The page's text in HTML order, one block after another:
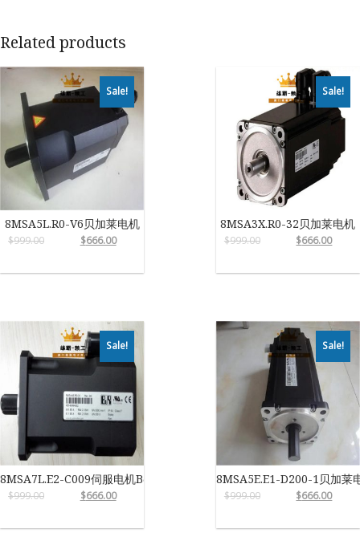
Related products
Sale!
8MSA5L.R0-V6贝加莱电机
$999.00 $666.00
Sale!
8MSA3X.R0-32贝加莱电机
$999.00 $666.00
Sale!
8MSA7L.E2-C009伺服电机B&R
$999.00 $666.00
Sale!
8MSA5E.E1-D200-1贝加莱
$999.00 $666.00